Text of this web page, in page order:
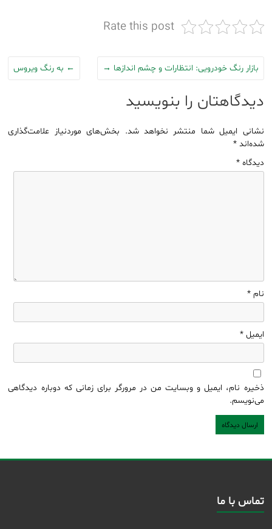
Rate this post
← به رنگ ویروس بازار رنگ خودرویی: انتظارات و چشم اندازها →
دیدگاهتان را بنویسید
نشانی ایمیل شما منتشر نخواهد شد. بخش‌های موردنیاز علامت‌گذاری
شده‌اند*
دیدگاه*
نام*
ایمیل*
ذخیره نام، ایمیل و وبسایت من در مرورگر برای زمانی که دوباره دیدگاهی
می‌نویسم.
تماس با ما